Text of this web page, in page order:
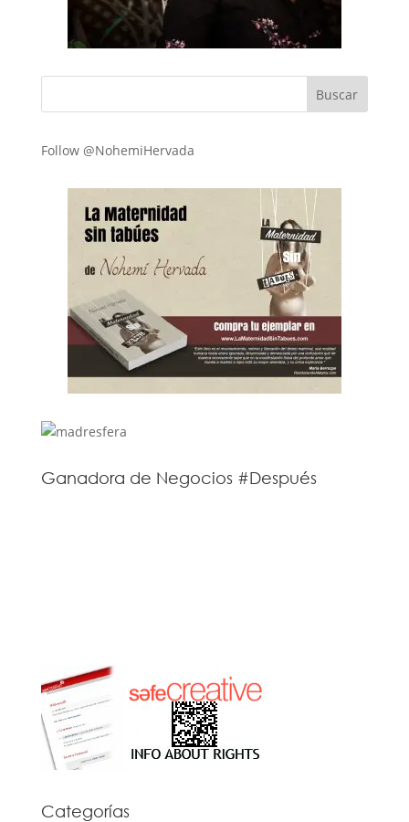
Follow @NohemiHervada
Ganadora de Negocios #Después
Categorías